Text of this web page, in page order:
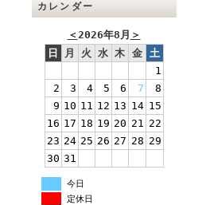
カレンダー
＜2026年8月 ＞
日
月 火 水 木 金
土
1
2
3 4 5 6 7
8
9 10 11 12 13 14 15
16 17 18 19 20 21 22
23 24 25 26 27 28 29
30 31
今日
定休日